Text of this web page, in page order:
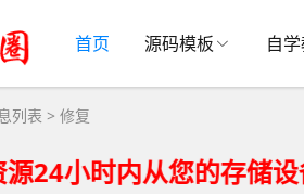
首页 源码模板 自
列表 > 修复
从您的存储设备删除、